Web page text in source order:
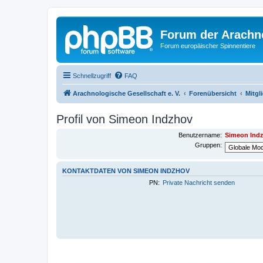
Forum der
Forum europäischer Spinnentiere
Schnellzugriff FAQ
Arachnologische Gesellschaft e. V. Forenübersicht
Profil von Simeon Indzhov
Benutzername: Simeon
Gruppen:
KONTAKTDATEN VON SIMEON INDZHOV
PN: Private Nachricht senden